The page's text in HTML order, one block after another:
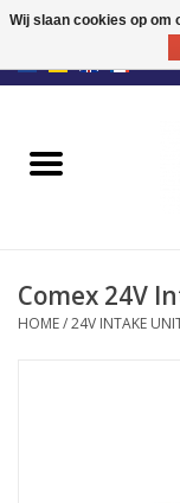
EUR/
Retrofit Fan Kit
Fan Controllers
Comex 24V
HOME/24V INTAKE
Wij slaan cookies op om